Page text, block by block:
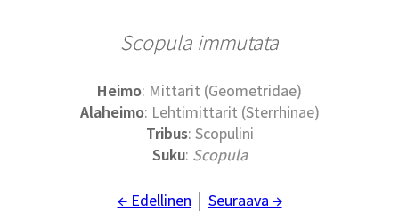
Scopula immutata
Heimo: Mittarit (Geometridae)
Alaheimo: Lehtimittarit (Sterrhinae)
Tribus: Scopulini
Suku: Scopula
← Edellinen Seuraava →